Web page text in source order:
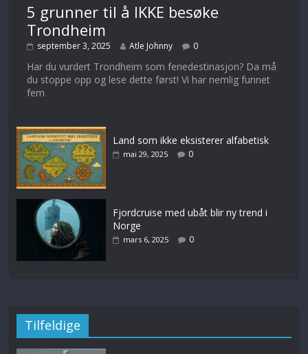
5 grunner til å IKKE besøke
Trondheim
september 3, 2025 Atle Johnny 0
Har du vurdert Trondheim som feriedestinasjon? Da må
du stoppe opp og lese dette først! Vi har nemlig funnet
fem
Land som ikke eksisterer alfabetisk
mai 29, 2025 0
Fjordcruise med ubåt blir ny trend i
Norge
mars 6, 2025 0
Tilfeldige